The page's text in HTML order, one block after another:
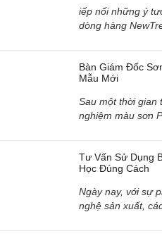
iếp nối những ý
dòng hàng
Bàn Giám Đốc
Mẫu Mới
Sau một thời gian
nghiệm màu sơn
Tư Vấn Sử Dụng
Học Đúng Cách
Ngày nay, với sự
nghệ sản xuất,